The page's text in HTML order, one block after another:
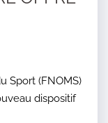
Sport (FNOMS)
dispositif